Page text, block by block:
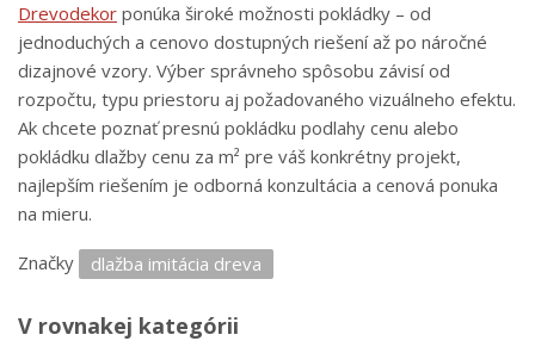
Drevodekor ponúka široké možnosti pokládky – od
jednoduchých a cenovo dostupných riešení až po náročné
dizajnové vzory. Výber správneho spôsobu závisí od
rozpočtu, typu priestoru aj požadovaného vizuálneho efektu.
Ak chcete poznať presnú pokládku podlahy cenu alebo
pokládku dlažby cenu za m² pre váš konkrétny projekt,
najlepším riešením je odborná konzultácia a cenová ponuka
na mieru.
Značky dlažba imitácia dreva
V rovnakej kategórii